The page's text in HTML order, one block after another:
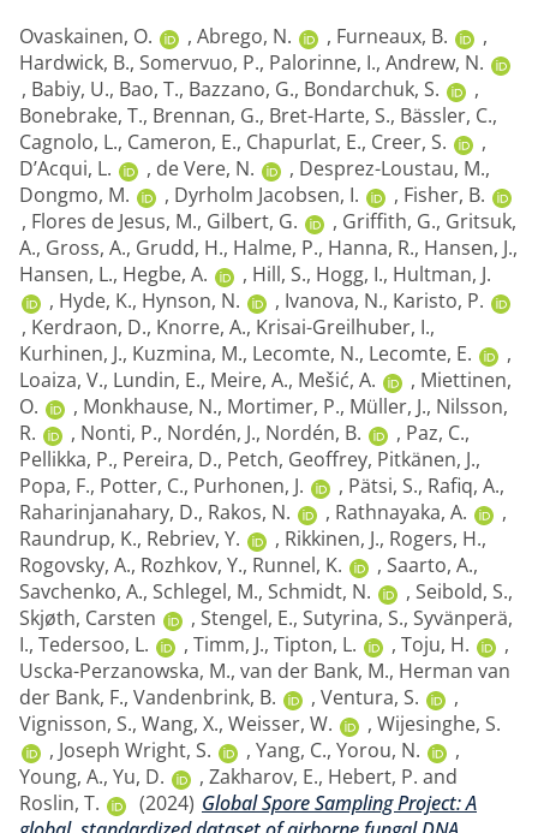
Ovaskainen, O.
, Abrego, N. , Furneaux, B.
,
Hardwick, B., Somervuo, P., Palorinne, I., Andrew, N.
, Babiy, U., Bao, T., Bazzano, G., Bondarchuk, S.
,
Bonebrake, T., Brennan, G., Bret-Harte, S., Bässler, C.,
Cagnolo, L., Cameron, E., Chapurlat, E., Creer, S.
,
D’Acqui, L.
, de Vere, N. , Desprez-Loustau, M.,
Dongmo, M.
, Dyrholm Jacobsen, I. , Fisher, B.
, Flores de Jesus, M., Gilbert, G. , Griffith, G., Gritsuk,
A., Gross, A., Grudd, H., Halme, P., Hanna, R., Hansen, J.,
Hansen, L., Hegbe, A. , Hill, S., Hogg, I., Hultman, J.
, Hyde, K., Hynson, N. , Ivanova, N., Karisto, P.
, Kerdraon, D., Knorre, A., Krisai-Greilhuber, I.,
Kurhinen, J., Kuzmina, M., Lecomte, N., Lecomte, E.
,
Loaiza, V., Lundin, E., Meire, A., Mešić, A. , Miettinen,
O.
, Monkhause, N., Mortimer, P., Müller, J., Nilsson,
R.
, Nonti, P., Nordén, J., Nordén, B. , Paz, C.,
Pellikka, P., Pereira, D., Petch, Geoffrey, Pitkänen, J.,
Popa, F., Potter, C., Purhonen, J. , Pätsi, S., Rafiq, A.,
Raharinjanahary, D., Rakos, N. , Rathnayaka, A.
,
Raundrup, K., Rebriev, Y. , Rikkinen, J., Rogers, H.,
Rogovsky, A., Rozhkov, Y., Runnel, K. , Saarto, A.,
Savchenko, A., Schlegel, M., Schmidt, N. , Seibold, S.,
Skjøth, Carsten
, Stengel, E., Sutyrina, S., Syvänperä,
I., Tedersoo, L. , Timm, J., Tipton, L. , Toju, H.
,
Uscka-Perzanowska, M., van der Bank, M., Herman van
der Bank, F., Vandenbrink, B. , Ventura, S.
,
Vignisson, S., Wang, X., Weisser, W. , Wijesinghe, S.
, Joseph Wright, S. , Yang, C., Yorou, N.
,
Young, A., Yu, D. , Zakharov, E., Hebert, P. and
Roslin, T.
(2024) Global Spore Sampling Project: A